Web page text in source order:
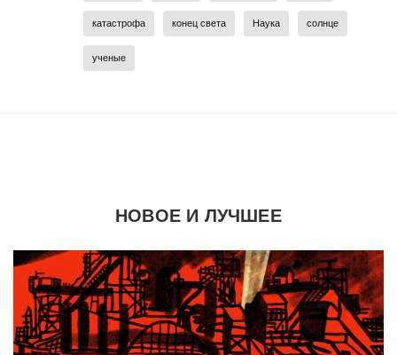
катастрофа конец света Наука солнце
ученые
НОВОЕ И ЛУЧШЕЕ